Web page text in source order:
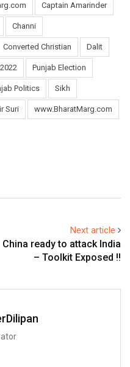
Captain Amarinder
Channi
Converted Christian Dalit
Punjab Election
Politics Sikh
Suri www.BharatMarg.com
Next article
China ready to attack India
– Toolkit Exposed !!